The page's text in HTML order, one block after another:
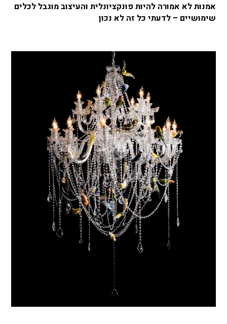
אמנות לא אמורה להיות פונקציונלית והעיצוב מוגבל לכלים
שימושיים – לדעתי כל זה לא נכון